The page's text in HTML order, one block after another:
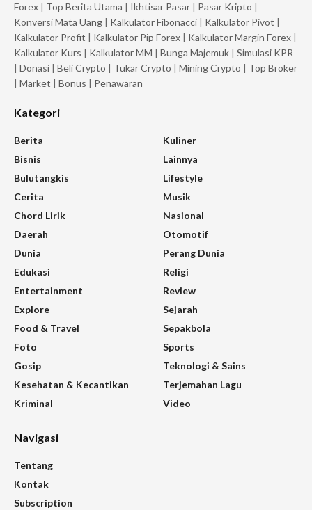
Forex | Top Berita Utama | Ikhtisar Pasar | Pasar Kripto |
Konversi Mata Uang | Kalkulator Fibonacci | Kalkulator Pivot |
Kalkulator Profit | Kalkulator Pip Forex | Kalkulator Margin Forex |
Kalkulator Kurs | Kalkulator MM | Bunga Majemuk | Simulasi KPR
| Donasi | Beli Crypto | Tukar Crypto | Mining Crypto | Top Broker
| Market | Bonus | Penawaran
Kategori
Berita
Bisnis
Bulutangkis
Cerita
Chord Lirik
Daerah
Dunia
Edukasi
Entertainment
Explore
Food & Travel
Foto
Gosip
Kesehatan & Kecantikan
Kriminal
Kuliner
Lainnya
Lifestyle
Musik
Nasional
Otomotif
Perang Dunia
Religi
Review
Sejarah
Sepakbola
Sports
Teknologi & Sains
Terjemahan Lagu
Video
Navigasi
Tentang
Kontak
Subscription